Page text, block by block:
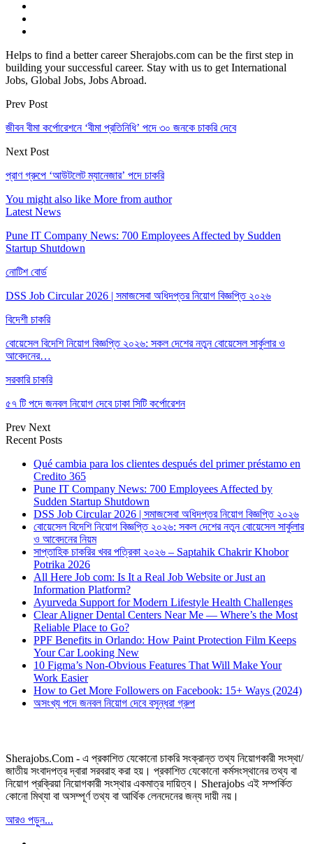
Helps to find a better career Sherajobs.com can be the first step in
building your successful career. Stay with us to get International
Jobs, Global Jobs, Jobs Abroad.
Prev Post
জীবন বীমা কর্পোরেশনে ‘বীমা প্রতিনিধি’ পদে ৩০ জনকে চাকরি দেবে
Next Post
প্রাণ গ্রুপে ‘আউটলেট ম্যানেজার’ পদে চাকরি
You might also like More from author
Latest News
Pune IT Company News: 700 Employees Affected by Sudden
Startup Shutdown
নোটিশ বোর্ড
DSS Job Circular 2026 | সমাজসেবা অধিদপ্তর নিয়োগ বিজ্ঞপ্তি ২০২৬
বিদেশী চাকরি
বোয়েসেল বিদেশি নিয়োগ বিজ্ঞপ্তি ২০২৬: সকল দেশের নতুন বোয়েসেল সার্কুলার ও
আবেদনের…
সরকারি চাকরি
৫৭ টি পদে জনবল নিয়োগ দেবে ঢাকা সিটি কর্পোরেশন
Prev Next
Recent Posts
Qué cambia para los clientes después del primer préstamo en
Credito 365
Pune IT Company News: 700 Employees Affected by
Sudden Startup Shutdown
DSS Job Circular 2026 | সমাজসেবা অধিদপ্তর নিয়োগ বিজ্ঞপ্তি ২০২৬
বোয়েসেল বিদেশি নিয়োগ বিজ্ঞপ্তি ২০২৬: সকল দেশের নতুন বোয়েসেল সার্কুলার
ও আবেদনের নিয়ম
সাপ্তাহিক চাকরির খবর পত্রিকা ২০২৬ – Saptahik Chakrir Khobor
Potrika 2026
All Here Job com: Is It a Real Job Website or Just an
Information Platform?
Ayurveda Support for Modern Lifestyle Health Challenges
Clear Aligner Dental Centers Near Me — Where’s the Most
Reliable Place to Go?
PPF Benefits in Orlando: How Paint Protection Film Keeps
Your Car Looking New
10 Figma’s Non-Obvious Features That Will Make Your
Work Easier
How to Get More Followers on Facebook: 15+ Ways (2024)
অসংখ্য পদে জনবল নিয়োগ দেবে বসুন্ধরা গ্রুপ
Sherajobs.Com - এ প্রকাশিত যেকোনো চাকরি সংক্রান্ত তথ্য নিয়োগকারী সংস্থা/
জাতীয় সংবাদপত্র দ্বারা সরবরাহ করা হয়। প্রকাশিত যেকোনো কর্মসংস্থানের তথ্য বা
নিয়োগ প্রক্রিয়া নিয়োগকারী সংস্থার একমাত্র দায়িত্ব। Sherajobs এই সম্পর্কিত
কোনো মিথ্যা বা অসম্পূর্ণ তথ্য বা আর্থিক লেনদেনের জন্য দায়ী নয়।
আরও পড়ুন...